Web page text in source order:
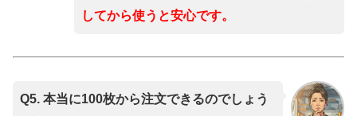
してから使うと安心です。
Q5. 本当に100枚から注文できるのでしょう